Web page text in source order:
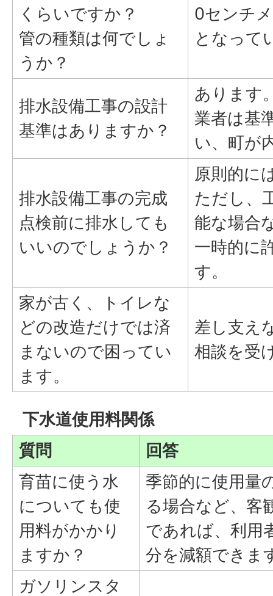
くらいですか？
管の種類は何でしょ
うか？
0センチ
となって
排水設備工事の設計
基準はありますか？
あります
業者は基
い、町が
排水設備工事の完成
点検前に排水しても
いいのでしょうか？
原則的に
ただし、
能な場合
一時的に
す。
家が古く、トイレな
どの改造だけでは済
まないので困ってい
ます。
差し支え
相談を受
下水道使用料関係
質問
回答
育苗に使う水
についても使
用料がかかり
ますか？
季節的に使用量
る場合など、客
であれば、利用
分を減額できま
ガソリンスタ